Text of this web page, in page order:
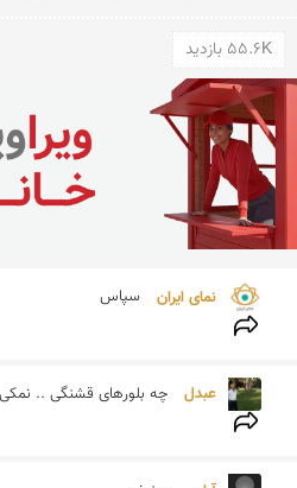
55.6K بازدید
نمای ایران سپاس
عبدل چه بلورهای قشنگی ..